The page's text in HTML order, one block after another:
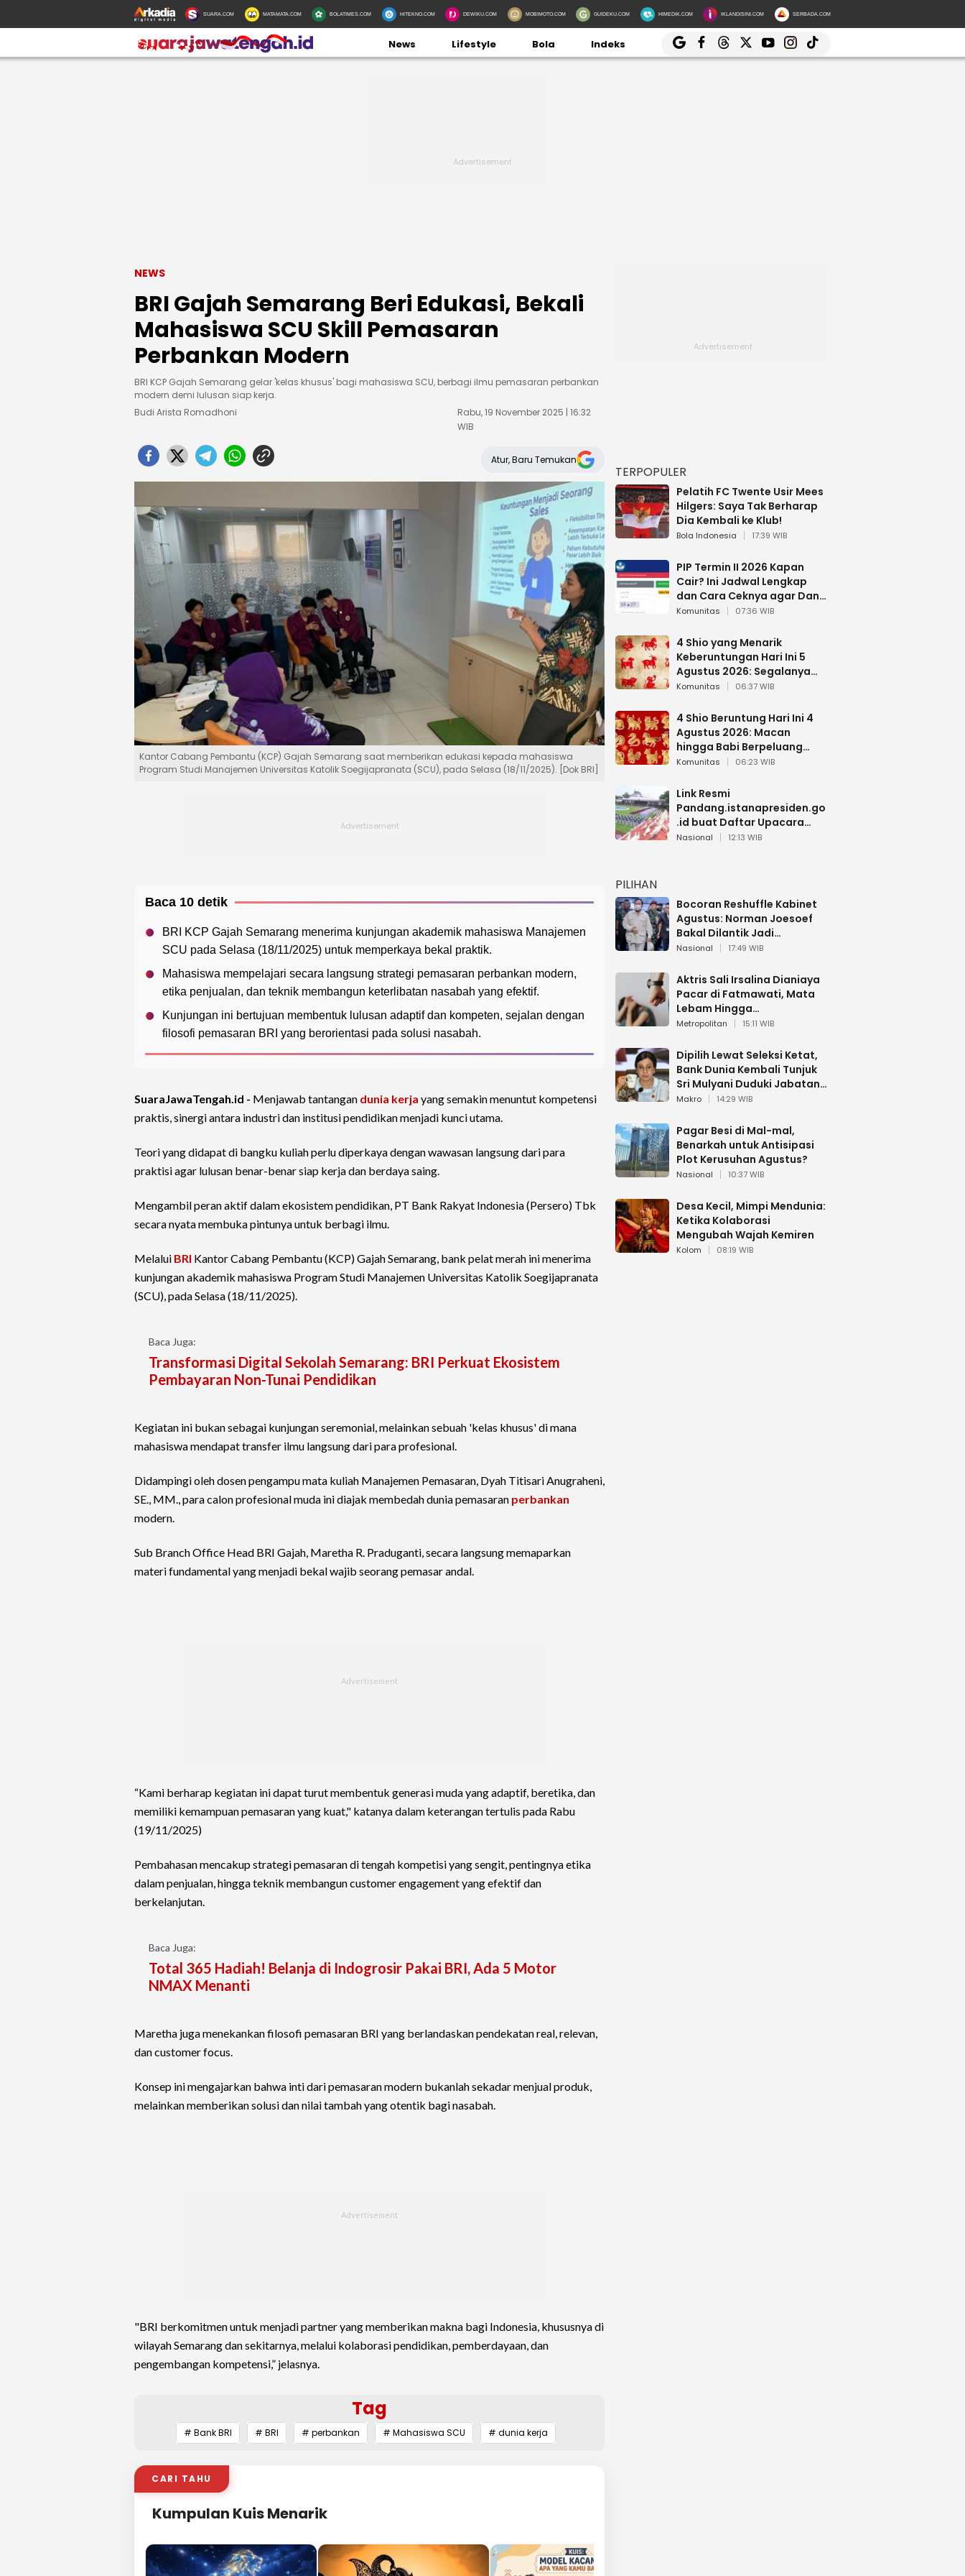
SUARA.COM MATAMATA.COM BOLATIMES.COM HITEKNO.COM DEWIKU.COM MOBIMOTO.COM GUIDEKU.COM HIMEDIK.COM IKLANDISINI.COM SERBADA.COM
News Lifestyle Bola Indeks
NEWS
BRI Gajah Semarang Beri Edukasi, Bekali
Mahasiswa SCU Skill Pemasaran
Perbankan Modern
BRI KCP Gajah Semarang gelar 'kelas khusus' bagi mahasiswa SCU, berbagi ilmu pemasaran perbankan
modern demi lulusan siap kerja.
Budi Arista Romadhoni
Rabu, 19 November 2025 | 16:32
WIB
Atur, Baru Temukan
Kantor Cabang Pembantu (KCP) Gajah Semarang saat memberikan edukasi kepada mahasiswa
Program Studi Manajemen Universitas Katolik Soegijapranata (SCU), pada Selasa (18/11/2025). [Dok BRI]
Baca 10 detik
BRI KCP Gajah Semarang menerima kunjungan akademik mahasiswa Manajemen
SCU pada Selasa (18/11/2025) untuk memperkaya bekal praktik.
Mahasiswa mempelajari secara langsung strategi pemasaran perbankan modern,
etika penjualan, dan teknik membangun keterlibatan nasabah yang efektif.
Kunjungan ini bertujuan membentuk lulusan adaptif dan kompeten, sejalan dengan
filosofi pemasaran BRI yang berorientasi pada solusi nasabah.
SuaraJawaTengah.id - Menjawab tantangan dunia kerja yang semakin menuntut kompetensi
praktis, sinergi antara industri dan institusi pendidikan menjadi kunci utama.
Teori yang didapat di bangku kuliah perlu diperkaya dengan wawasan langsung dari para
praktisi agar lulusan benar-benar siap kerja dan berdaya saing.
Mengambil peran aktif dalam ekosistem pendidikan, PT Bank Rakyat Indonesia (Persero) Tbk
secara nyata membuka pintunya untuk berbagi ilmu.
Melalui BRI Kantor Cabang Pembantu (KCP) Gajah Semarang, bank pelat merah ini menerima
kunjungan akademik mahasiswa Program Studi Manajemen Universitas Katolik Soegijapranata
(SCU), pada Selasa (18/11/2025).
Baca Juga:
Transformasi Digital Sekolah Semarang: BRI Perkuat Ekosistem
Pembayaran Non-Tunai Pendidikan
Kegiatan ini bukan sebagai kunjungan seremonial, melainkan sebuah 'kelas khusus' di mana
mahasiswa mendapat transfer ilmu langsung dari para profesional.
Didampingi oleh dosen pengampu mata kuliah Manajemen Pemasaran, Dyah Titisari Anugraheni,
SE., MM., para calon profesional muda ini diajak membedah dunia pemasaran perbankan
modern.
Sub Branch Office Head BRI Gajah, Maretha R. Praduganti, secara langsung memaparkan
materi fundamental yang menjadi bekal wajib seorang pemasar andal.
“Kami berharap kegiatan ini dapat turut membentuk generasi muda yang adaptif, beretika, dan
memiliki kemampuan pemasaran yang kuat," katanya dalam keterangan tertulis pada Rabu
(19/11/2025)
Pembahasan mencakup strategi pemasaran di tengah kompetisi yang sengit, pentingnya etika
dalam penjualan, hingga teknik membangun customer engagement yang efektif dan
berkelanjutan.
Baca Juga:
Total 365 Hadiah! Belanja di Indogrosir Pakai BRI, Ada 5 Motor
NMAX Menanti
Maretha juga menekankan filosofi pemasaran BRI yang berlandaskan pendekatan real, relevan,
dan customer focus.
Konsep ini mengajarkan bahwa inti dari pemasaran modern bukanlah sekadar menjual produk,
melainkan memberikan solusi dan nilai tambah yang otentik bagi nasabah.
"BRI berkomitmen untuk menjadi partner yang memberikan makna bagi Indonesia, khususnya di
wilayah Semarang dan sekitarnya, melalui kolaborasi pendidikan, pemberdayaan, dan
pengembangan kompetensi,” jelasnya.
Tag
# Bank BRI # BRI # perbankan # Mahasiswa SCU # dunia kerja
CARI TAHU
Kumpulan Kuis Menarik
TERPOPULER
Pelatih FC Twente Usir Mees
Hilgers: Saya Tak Berharap
Dia Kembali ke Klub!
Bola Indonesia 17:39 WIB
PIP Termin II 2026 Kapan
Cair? Ini Jadwal Lengkap
dan Cara Ceknya agar Dana
Tidak Hangus!
Komunitas 07:36 WIB
4 Shio yang Menarik
Keberuntungan Hari Ini 5
Agustus 2026: Segalanya
Berjalan Lancar
Komunitas 06:37 WIB
4 Shio Beruntung Hari Ini 4
Agustus 2026: Macan
hingga Babi Berpeluang
Dapat Kabar Baik
Komunitas 06:23 WIB
Link Resmi
Pandang.istanapresiden.go
.id buat Daftar Upacara
Bendera HUT RI di Istana
Nasional 12:13 WIB
PILIHAN
Bocoran Reshuffle Kabinet
Agustus: Norman Joesoef
Bakal Dilantik Jadi
Wamenhan RI
Nasional 17:49 WIB
Aktris Sali Irsalina Dianiaya
Pacar di Fatmawati, Mata
Lebam Hingga
Diselamatkan Polantas
Metropolitan 15:11 WIB
Dipilih Lewat Seleksi Ketat,
Bank Dunia Kembali Tunjuk
Sri Mulyani Duduki Jabatan
Strategis
Makro 14:29 WIB
Pagar Besi di Mal-mal,
Benarkah untuk Antisipasi
Plot Kerusuhan Agustus?
Nasional 10:37 WIB
Desa Kecil, Mimpi Mendunia:
Ketika Kolaborasi
Mengubah Wajah Kemiren
Kolom 08:19 WIB